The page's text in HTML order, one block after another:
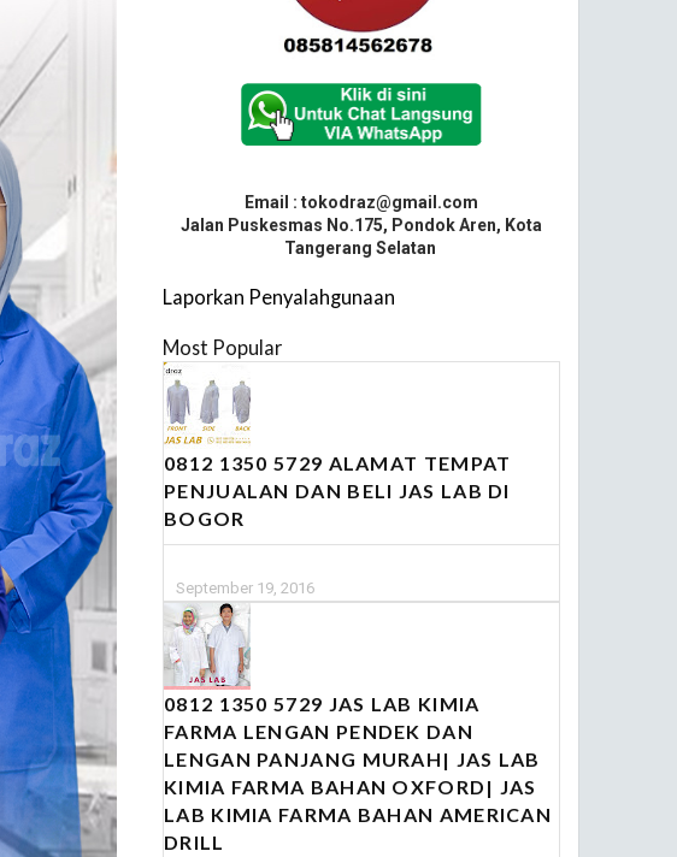
Email : tokodraz@gmail.com
Jalan Puskesmas No.175, Pondok Aren, Kota
Tangerang Selatan
Laporkan Penyalahgunaan
Most Popular
0812 1350 5729 ALAMAT TEMPAT
PENJUALAN DAN BELI JAS LAB DI
BOGOR
September 19, 2016
0812 1350 5729 JAS LAB KIMIA
FARMA LENGAN PENDEK DAN
LENGAN PANJANG MURAH| JAS LAB
KIMIA FARMA BAHAN OXFORD| JAS
LAB KIMIA FARMA BAHAN AMERICAN
DRILL